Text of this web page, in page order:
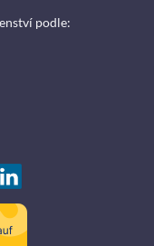
podle: